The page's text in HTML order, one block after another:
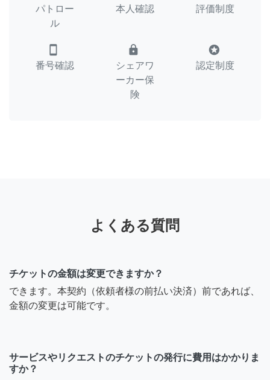
パトロー
ル
本人確認 評価制度
smartphone
番号確認
lock
シェアワ
ーカー保
険
stars
認定制度
よくある質問
チケットの金額は変更できますか？
できます。本契約（依頼者様の前払い決済）前であれば、
金額の変更は可能です。
サービスやリクエストのチケットの発行に費用はかかりま
すか？